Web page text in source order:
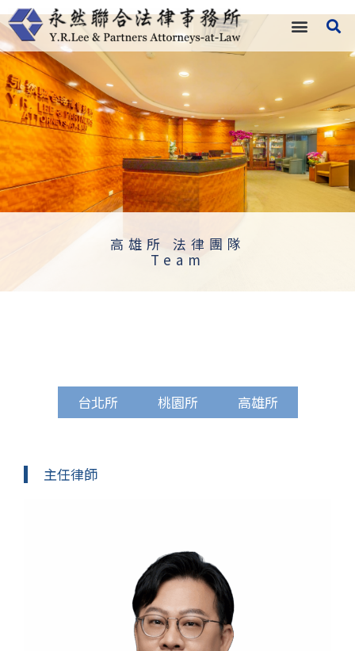
跳
至
主
要
內
容
高雄所 法律團隊
高雄所 法律團隊
Team
台北所 桃園所 高雄所
主任律師